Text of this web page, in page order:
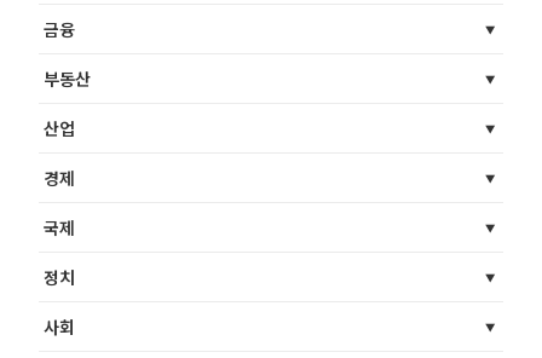
금융
부동산
산업
경제
국제
정치
사회